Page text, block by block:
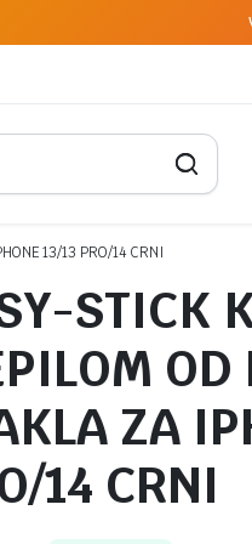
13/13 PRO/14 CRNI
STICK
OD
ZA
14 CRNI